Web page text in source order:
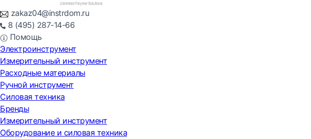
zakaz04@instrdom.ru
8 (495) 287-14-66
Помощь
Электроинструмент
Измерительный инструмент
Расходные материалы
Ручной инструмент
Силовая техника
Бренды
Измерительный инструмент
Оборудование и силовая техника